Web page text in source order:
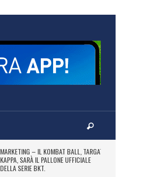
MARKETING – IL KOMBAT BALL, TARGATO
KAPPA, SARÀ IL PALLONE UFFICIALE
DELLA SERIE BKT.